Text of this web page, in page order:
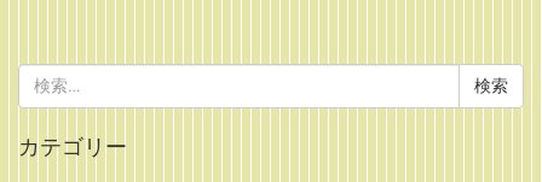
索:
カテゴリー